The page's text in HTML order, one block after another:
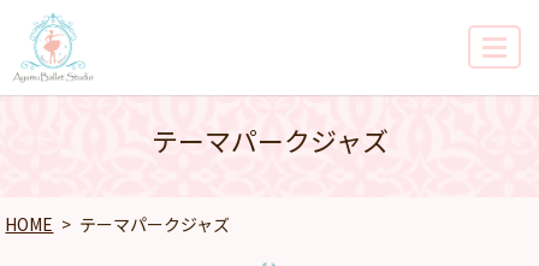
MENU
テーマパークジャズ
HOME テーマパークジャズ